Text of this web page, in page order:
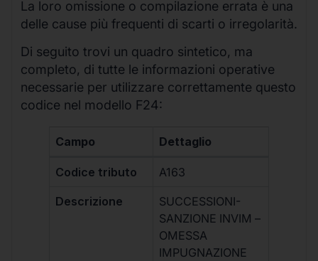
La loro omissione o compilazione errata è una
delle cause più frequenti di scarti o irregolarità.
Di seguito trovi un quadro sintetico, ma
completo, di tutte le informazioni operative
necessarie per utilizzare correttamente questo
codice nel modello F24:
Campo Dettaglio
Codice tributo A163
Descrizione
SUCCESSIONI-
SANZIONE INVIM –
OMESSA
IMPUGNAZIONE